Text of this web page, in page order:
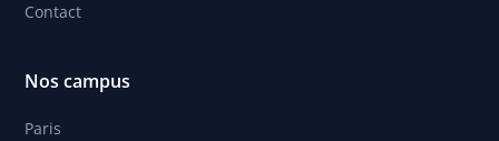
Contact
Nos campus
Paris